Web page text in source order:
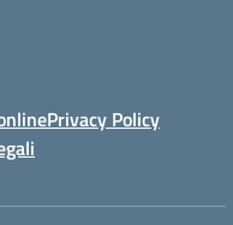
Privacy Policy